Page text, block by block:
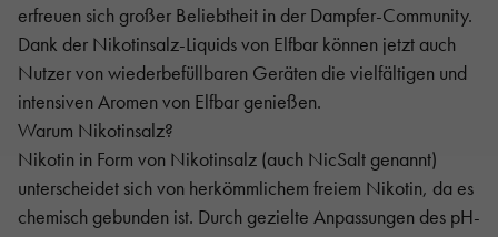
erfreuen sich großer Beliebtheit in der Dampfer-Community.
Dank der Nikotinsalz-Liquids von Elfbar können jetzt auch
Nutzer von wiederbefüllbaren Geräten die vielfältigen und
intensiven Aromen von Elfbar genießen.
Warum Nikotinsalz?
Nikotin in Form von Nikotinsalz (auch NicSalt genannt)
unterscheidet sich von herkömmlichem freiem Nikotin, da es
chemisch gebunden ist. Durch gezielte Anpassungen des pH-